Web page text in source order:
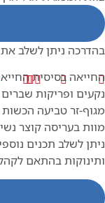
בהדרכה ניתן לשלב
החייאה בסיסית
נקעים ופריקות שברים
מגוף-זרטביעה הכשות
מוות בעריסה קוצר
ניתן לשלב תכנים
ותינוקות בהתאם